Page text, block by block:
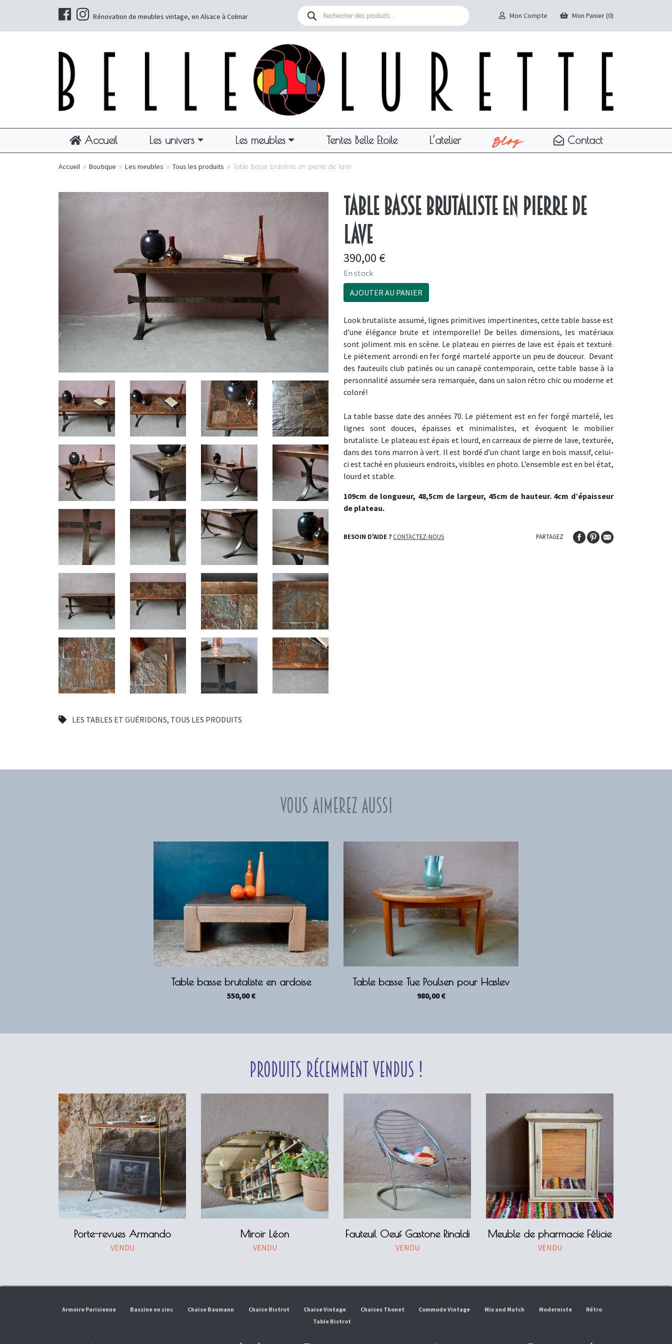
Rénovation de meubles vintage, en Alsace à Colmar
Recherche
produits
Mon Compte Mon Panier (0)
Accueil Les univers Les meubles Tentes Belle Etoile L’atelier Blog Contact
Accueil » Boutique » Les meubles » Tous les produits » Table basse brutaliste en pierre de lave
LES TABLES ET GUÉRIDONS, TOUS LES PRODUITS
Table basse brutaliste en pierre de
lave
390,00 €
En stock
AJOUTER AU PANIER
Look brutaliste assumé, lignes primitives impertinentes, cette table basse est
d’une élégance brute et intemporelle! De belles dimensions, les matériaux
sont joliment mis en scène. Le plateau en pierres de lave est épais et texturé.
Le piétement arrondi en fer forgé martelé apporte un peu de douceur. Devant
des fauteuils club patinés ou un canapé contemporain, cette table basse à la
personnalité assumée sera remarquée, dans un salon rétro chic ou moderne et
coloré!
La table basse date des années 70. Le piétement est en fer forgé martelé, les
lignes sont douces, épaisses et minimalistes, et évoquent le mobilier
brutaliste. Le plateau est épais et lourd, en carreaux de pierre de lave, texturée,
dans des tons marron à vert. Il est bordé d’un chant large en bois massif, celui-
ci est taché en plusieurs endroits, visibles en photo. L’ensemble est en bel état,
lourd et stable.
109cm de longueur, 48,5cm de largeur, 45cm de hauteur. 4cm d’épaisseur
de plateau.
BESOIN D'AIDE ?CONTACTEZ-NOUS PARTAGEZ
Vous aimerez aussi
Table basse brutaliste en ardoise
550,00€
Table basse Tue Poulsen pour Haslev
980,00€
Produits récemment vendus !
Porte-revues Armando
VENDU
Miroir Léon
VENDU
Fauteuil Oeuf Gastone Rinaldi
VENDU
Meuble de pharmacie Félicie
VENDU
Armoire Parisienne Bassine en zinc Chaise Baumann Chaise Bistrot Chaise Vintage Chaises Thonet Commode Vintage Mix and Match Moderniste
Rétro
Table Bistrot